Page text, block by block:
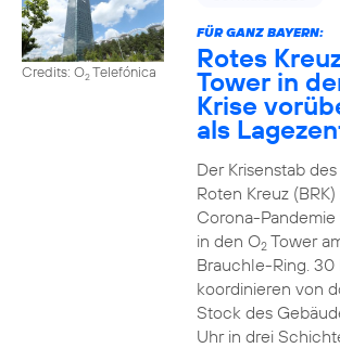
Credits: O2Telefónica
FÜR GANZ BAYERN:
Rotes
Tower in
Krise
als
Der Krisenstab
Roten Kreuz
Corona-
in den O2Tower
Brauchle-Ring. 30
koordinieren von
Stock des
Uhr in drei